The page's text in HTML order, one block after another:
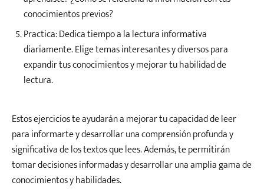
conocimientos previos?
Practica: Dedica tiempo a la lectura informativa
diariamente. Elige temas interesantes y diversos para
expandir tus conocimientos y mejorar tu habilidad de
lectura.
Estos ejercicios te ayudarán a mejorar tu capacidad de leer
para informarte y desarrollar una comprensión profunda y
significativa de los textos que lees. Además, te permitirán
tomar decisiones informadas y desarrollar una amplia gama de
conocimientos y habilidades.